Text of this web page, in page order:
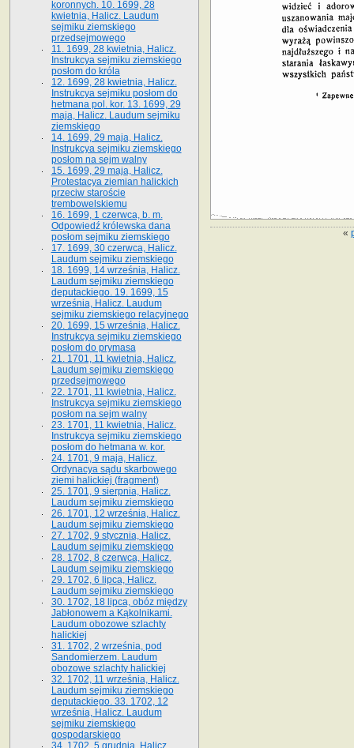
«
koronnych. 10. 1699, 28
kwietnia, Halicz. Laudum
sejmiku ziemskiego
przedsejmowego
11. 1699, 28 kwietnia, Halicz.
Instrukcya sejmiku ziemskiego
posłom do króla
12. 1699, 28 kwietnia, Halicz.
Instrukcya sejmiku posłom do
hetmana pol. kor. 13. 1699, 29
maja, Halicz. Laudum sejmiku
ziemskiego
14. 1699, 29 maja, Halicz.
Instrukcya sejmiku ziemskiego
posłom na sejm walny
15. 1699, 29 maja, Halicz.
Protestacya ziemian halickich
przeciw staroście
trembowelskiemu
16. 1699, 1 czerwca, b. m.
Odpowiedź królewska dana
posłom sejmiku ziemskiego
17. 1699, 30 czerwca, Halicz.
Laudum sejmiku ziemskiego
18. 1699, 14 września, Halicz.
Laudum sejmiku ziemskiego
deputackiego. 19. 1699, 15
września, Halicz. Laudum
sejmiku ziemskiego relacyjnego
20. 1699, 15 września, Halicz.
Instrukcya sejmiku ziemskiego
posłom do prymasa
21. 1701, 11 kwietnia, Halicz.
Laudum sejmiku ziemskiego
przedsejmowego
22. 1701, 11 kwietnia, Halicz.
Instrukcya sejmiku ziemskiego
posłom na sejm walny
23. 1701, 11 kwietnia, Halicz.
Instrukcya sejmiku ziemskiego
posłom do hetmana w. kor.
24. 1701, 9 maja, Halicz.
Ordynacya sądu skarbowego
ziemi halickiej (fragment)
25. 1701, 9 sierpnia, Halicz.
Laudum sejmiku ziemskiego
26. 1701, 12 września, Halicz.
Laudum sejmiku ziemskiego
27. 1702, 9 stycznia, Halicz.
Laudum sejmiku ziemskiego
28. 1702, 8 czerwca, Halicz.
Laudum sejmiku ziemskiego
29. 1702, 6 lipca, Halicz.
Laudum sejmiku ziemskiego
30. 1702, 18 lipca, obóz między
Jabłonowem a Kąkolnikami.
Laudum obozowe szlachty
halickiej
31. 1702, 2 września, pod
Sandomierzem. Laudum
obozowe szlachty halickiej
32. 1702, 11 września, Halicz.
Laudum sejmiku ziemskiego
deputackiego. 33. 1702, 12
września, Halicz. Laudum
sejmiku ziemskiego
gospodarskiego
34. 1702, 5 grudnia, Halicz.